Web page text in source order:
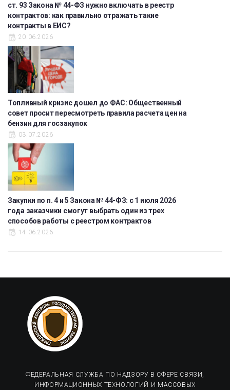
ст. 93 Закона № 44-ФЗ нужно включать в реестр
контрактов: как правильно отражать такие
контракты в ЕИС?
20.06.2026
Топливный кризис дошел до ФАС: Общественный
совет просит пересмотреть правила расчета цен на
бензин для госзакупок
03.07.2026
Закупки по п. 4 и 5 Закона № 44-ФЗ: с 1 июля 2026
года заказчики смогут выбрать один из трех
способов работы с реестром контрактов
14.06.2026
ФЕДЕРАЛЬНАЯ СЛУЖБА ПО НАДЗОРУ В СФЕРЕ СВЯЗИ,
ИНФОРМАЦИОННЫХ ТЕХНОЛОГИЙ И МАССОВЫХ